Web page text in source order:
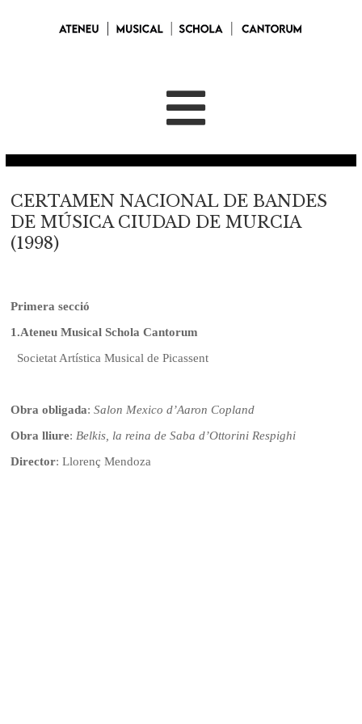
CERTAMEN NACIONAL DE BANDES
DE MÚSICA CIUDAD DE MURCIA
(1998)
Primera secció
1.Ateneu Musical Schola Cantorum
Societat Artística Musical de Picassent
Obra obligada:Salon Mexico d’Aaron Copland
Obra lliure:Belkis, la reina de Saba d’Ottorini Respighi
Director: Llorenç Mendoza